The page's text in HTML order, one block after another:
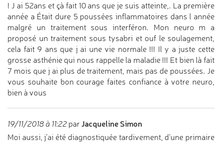
! J ai 52ans et çà fait 10 ans que je suis atteinte,. La première
année a Était dure 5 poussées inflammatoires dans l année
malgré un traitement sous interféron. Mon neuro m a
proposé un traitement sous tysabri et ouf le soulagement,
cela fait 9 ans que j ai une vie normale !!! Il y a juste cette
grosse asthénie qui nous rappelle la maladie !!! Et bien là fait
7 mois que j ai plus de traitement, mais pas de poussées. Je
vous souhaite bon courage faites confiance à votre neuro,
bien à vous
19/11/2018 à 11:22 par Jacqueline Simon
Moi aussi, j'ai été diagnostiquée tardivement, d'une primaire